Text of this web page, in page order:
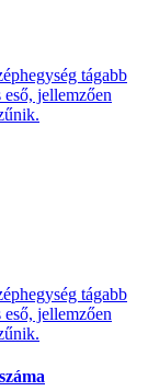
tágabb
jellemzően
tágabb
jellemzően